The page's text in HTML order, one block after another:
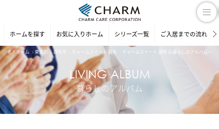
ホームを探す お気に入りホーム シリーズ一覧 ご入居までの流れ
老人ホーム 東京都 調布市 チャームスイート 調布 チャームスイート 調布 の暮らしのアルバム一覧
LIVING ALBUM
暮らしのアルバム